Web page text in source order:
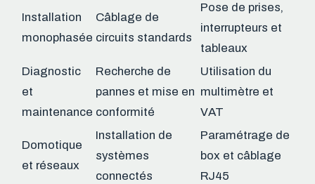
Installation
monophasée
Câblage de
circuits standards
Pose de prises,
interrupteurs et
tableaux
Diagnostic
et
maintenance
Recherche de
pannes et mise en
conformité
Utilisation du
multimètre et
VAT
Domotique
et réseaux
Installation de
systèmes
connectés
Paramétrage de
box et câblage
RJ45